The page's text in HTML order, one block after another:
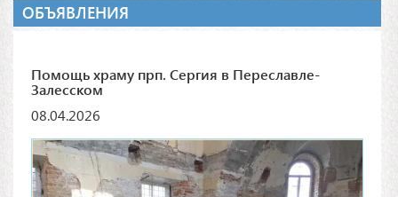
ОБЪЯВЛЕНИЯ
Помощь храму прп. Сергия в Переславле-
Залесском
08.04.2026